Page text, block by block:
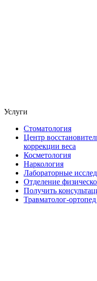
Услуги
Стоматология
Центр
коррекции веса
Косметология
Наркология
Лабораторные
Отделение
Получить
Травматолог-